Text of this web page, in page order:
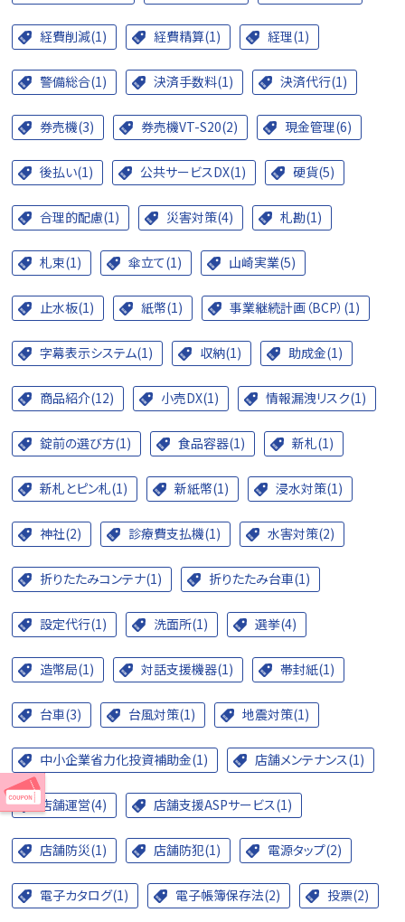
経費削減(1) 経費精算(1) 経理(1)
警備総合(1) 決済手数料(1) 決済代行(1)
券売機(3) 券売機VT-S20(2) 現金管理(6)
後払い(1) 公共サービスDX(1) 硬貨(5)
合理的配慮(1) 災害対策(4) 札勘(1)
札束(1) 傘立て(1) 山崎実業(5)
止水板(1) 紙幣(1) 事業継続計画（BCP）(1)
字幕表示システム(1) 収納(1) 助成金(1)
商品紹介(12) 小売DX(1) 情報漏洩リスク(1)
錠前の選び方(1) 食品容器(1) 新札(1)
新札とピン札(1) 新紙幣(1) 浸水対策(1)
神社(2) 診療費支払機(1) 水害対策(2)
折りたたみコンテナ(1) 折りたたみ台車(1)
設定代行(1) 洗面所(1) 選挙(4)
造幣局(1) 対話支援機器(1) 帯封紙(1)
台車(3) 台風対策(1) 地震対策(1)
中小企業省力化投資補助金(1) 店舗メンテナンス(1)
店舗運営(4) 店舗支援ASPサービス(1)
店舗防災(1) 店舗防犯(1) 電源タップ(2)
電子カタログ(1) 電子帳簿保存法(2) 投票(2)